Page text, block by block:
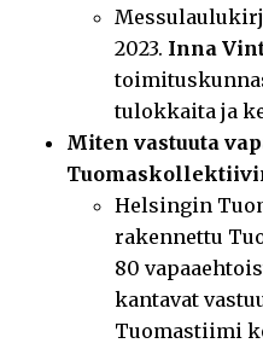
2023. Inna
tulokkaita ja
Miten vastuuta
Helsingin
rakennettu
80
kantavat
Tuomastiimi